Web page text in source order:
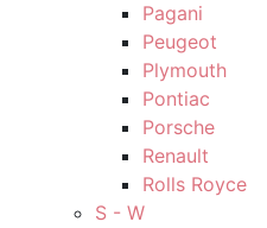
Pagani
Peugeot
Plymouth
Pontiac
Porsche
Renault
Rolls Royce
S - W